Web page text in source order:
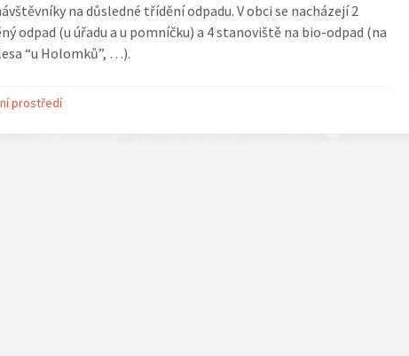
na důsledné třídění odpadu. V obci se nacházejí 2
odpad (u úřadu a u pomníčku) a 4 stanoviště na bio-odpad (na
“u Holomků”, …).
prostředí